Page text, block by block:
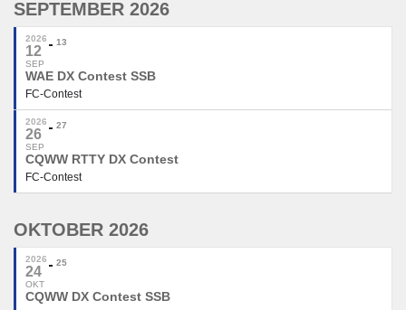
SEPTEMBER 2026
2026
12
SEP
13
WAE DX Contest SSB
FC-Contest
2026
26
SEP
27
CQWW RTTY DX Contest
FC-Contest
OKTOBER 2026
2026
24
OKT
25
CQWW DX Contest SSB